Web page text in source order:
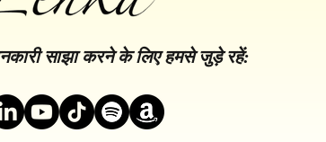
साझा करने के लिए हमसे जुड़े रहें: